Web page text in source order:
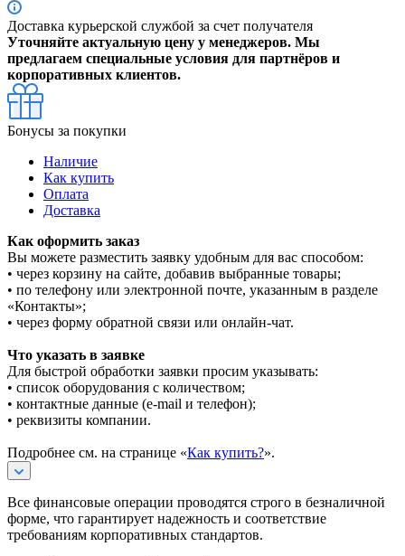
Доставка курьерской службой за счет получателя
Уточняйте актуальную цену у менеджеров. Мы
предлагаем специальные условия для партнёров и
корпоративных клиентов.
Бонусы за покупки
Наличие
Как купить
Оплата
Доставка
Как оформить заказ
Вы можете разместить заявку удобным для вас способом:
• через корзину на сайте, добавив выбранные товары;
• по телефону или электронной почте, указанным в разделе
«Контакты»;
• через форму обратной связи или онлайн-чат.
Что указать в заявке
Для быстрой обработки заявки просим указывать:
• список оборудования с количеством;
• контактные данные (e-mail и телефон);
• реквизиты компании.
Подробнее см. на странице «Как купить?».
Все финансовые операции проводятся строго в безналичной
форме, что гарантирует надежность и соответствие
требованиям корпоративных стандартов.